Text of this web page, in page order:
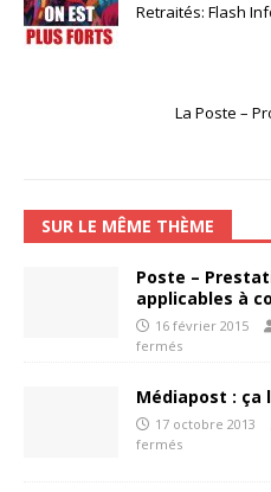
Retraités: Flash
La Poste –
SUR LE MÊME THÈME
Poste –
applicables à
16 février 2015
fermés
Médiapost : ça
17 octobre 2013
fermés